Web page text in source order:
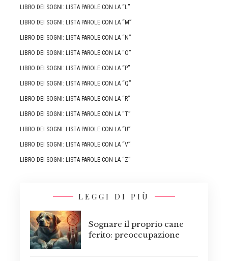
LIBRO DEI SOGNI: LISTA PAROLE CON LA “L”
LIBRO DEI SOGNI: LISTA PAROLE CON LA “M”
LIBRO DEI SOGNI: LISTA PAROLE CON LA “N”
LIBRO DEI SOGNI: LISTA PAROLE CON LA “O”
LIBRO DEI SOGNI: LISTA PAROLE CON LA “P”
LIBRO DEI SOGNI: LISTA PAROLE CON LA “Q”
LIBRO DEI SOGNI: LISTA PAROLE CON LA “R”
LIBRO DEI SOGNI: LISTA PAROLE CON LA “T”
LIBRO DEI SOGNI: LISTA PAROLE CON LA “U”
LIBRO DEI SOGNI: LISTA PAROLE CON LA “V”
LIBRO DEI SOGNI: LISTA PAROLE CON LA “Z”
LEGGI DI PIÙ
Sognare il proprio cane
ferito: preoccupazione